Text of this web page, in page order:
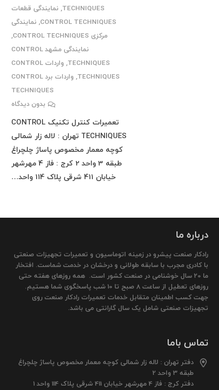
TECHNIQUES
, نمایندگی قطعات
CONTROL TECHNIQUES
, نمایندگی
مرکزی CONTROL TECHNIQUES
,
نمایندگی مشهد CONTROL
TECHNIQUES
,
واردات CONTROL
TECHNIQUES
,
واردات برد CONTROL
TECHNIQUES
بدون دیدگاه
تعمیرات کنترل تکنیک CONTROL
TECHNIQUES تهران : لاله زار شمالی
کوچه معمار مخصوص پاساژ چلچراغ
طبقه 3 واحد 2 کرج : فاز 4 مهرشهر
خیابان 411 شرقی پلاک 114 واحد…
درباره ما
رادکار صنعت پیشرو در زمینه اتوماسیون و تعمیرات تجهیزات صنعتی
با کادری مجرب با سابقه طولانی و درخشان در خدمت شماست. افتخار
ما 20 سال خوشنامی در صنعت کشور است. همه روزهای هفته حتی
روزهای تعطیل از ساعت 8 صبح تا 10 شب پاسخگوی شما هستیم.
جهت کسب اطمینان متقابل خدمات تعمیرات رادکار صنعت روی
تجهیزات صنعتی شامل یک سال گارانتی می باشد.
تماس باما
دفتر تهران : لاله زار شمالی کوچه معمار مخصوص پاساژ چلچراغ
طبقه 3 واحد 2
دفتر کرج : فاز 4 مهرشهر خیابان 411 شرقی پلاک 114 واحد 1